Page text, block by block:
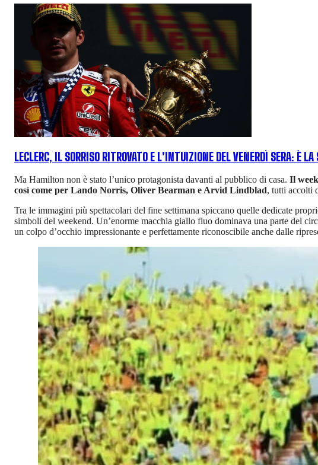
LECLERC, IL SORRISO RITROVATO E L'INTUIZIONE DEL VENERDÌ SERA: È LA
Ma Hamilton non è stato l’unico protagonista davanti al pubblico di casa. Il
così come per Lando Norris, Oliver Bearman e Arvid Lindblad, tutti accolti
Tra le immagini più spettacolari del fine settimana spiccano quelle dedicate
simboli del weekend. Un’enorme macchia giallo fluo dominava una parte del
un colpo d’occhio impressionante e perfettamente riconoscibile anche dalle